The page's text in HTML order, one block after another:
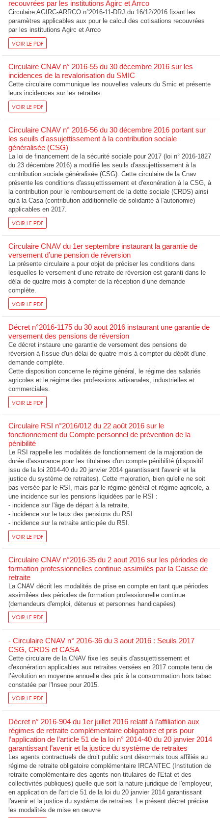
recouvrées par les institutions Agirc et Arrco
Circulaire AGIRC-ARRCO n°2016-11-DRJ du 16/12/2016 fixant les
paramètres applicables aux pour le calcul des cotisations recouvrées
par les institutions Agirc et Arrco
VOIR LE PDF
Circulaire CNAV n° 2016-55 du 30 décembre 2016 sur les
incidences de la revalorisation du SMIC
Cette circulaire communique les nouvelles valeurs du Smic et présente
leurs incidences sur les retraites.
VOIR LE PDF
Circulaire CNAV n° 2016-56 du 30 décembre 2016 portant sur
les seuils d'assujettissement à la contribution sociale
généralisée (CSG)
La loi de financement de la sécurité sociale pour 2017 (loi n° 2016-1827
du 23 décembre 2016) a modifié les seuils d'assujettissement à la
contribution sociale généralisée (CSG). Cette circulaire de la Cnav
présente les conditions d'assujettissement et d'exonération à la CSG, à
la contribution pour le remboursement de la dette sociale (CRDS) ainsi
qu'à la Casa (contribution additionnelle de solidarité à l'autonomie)
applicables en 2017.
VOIR LE PDF
Circulaire CNAV du 1er septembre instaurant la garantie de
versement d’une pension de réversion
La présente circulaire a pour objet de préciser les conditions dans
lesquelles le versement d’une retraite de réversion est garanti dans le
délai de quatre mois à compter de la réception d’une demande
complète.
VOIR LE PDF
Décret n°2016-1175 du 30 aout 2016 instaurant une garantie de
versement des pensions de réversion
Ce décret instaure une garantie de versement des pensions de
réversion à l'issue d'un délai de quatre mois à compter du dépôt d'une
demande complète.
Cette disposition concerne le régime général, le régime des salariés
agricoles et le régime des professions artisanales, industrielles et
commerciales.
VOIR LE PDF
Circulaire RSI n°2016/012 du 22 août 2016 sur le
fonctionnement du Compte personnel de prévention de la
pénibilité
Le RSI rappelle les modalités de fonctionnement de la majoration de
durée d'assurance pour les titulaires d'un compte pénibilité (dispositif
issu de la loi 2014-40 du 20 janvier 2014 garantissant l'avenir et la
justice du système de retraites). Cette majoration, bien qu'elle ne soit
pas versée par le RSI, mais par le régime général et régime agricole, a
une incidence sur les pensions liquidées par le RSI :
- incidence sur l'âge de départ à la retraite,
- incidence sur le taux des pensions du RSI
- incidence sur la retraite anticipée du RSI.
VOIR LE PDF
Circulaire CNAV n°2016-35 du 2 aout 2016 sur les périodes de
formation professionnelles continue assimilés par la Caisse de
retraite
La CNAV décrit les modalités de prise en compte en tant que périodes
assimilées des périodes de formation professionnelle continue
(demandeurs d'emploi, détenus et personnes handicapées)
VOIR LE PDF
- Circulaire CNAV n° 2016-36 du 3 aout 2016 : Seuils 2017
CSG, CRDS et CASA
Cette circulaire de la CNAV fixe les seuils d'assujettissement et
d'exonération applicables aux retraites versées en 2017 compte tenu de
l’évolution en moyenne annuelle des prix à la consommation hors tabac
constatée par l'Insee pour 2015.
VOIR LE PDF
Décret n° 2016-904 du 1er juillet 2016 relatif à l’affiliation aux
régimes de retraite complémentaire obligatoire et pris pour
l’application de l’article 51 de la loi n° 2014-40 du 20 janvier 2014
garantissant l’avenir et la justice du système de retraites
Les agents contractuels de droit public sont désormais tous affiliés au
régime de retraite obligatoire complémentaire IRCANTEC (Institution de
retraite complémentaire des agents non titulaires de l'Etat et des
collectivités publiques) quelle que soit la nature juridique de l'employeur,
en application de l'article 51 de la loi du 20 janvier 2014 garantissant
l'avenir et la justice du système de retraites. Le présent décret précise
les modalités de mise en oeuvre